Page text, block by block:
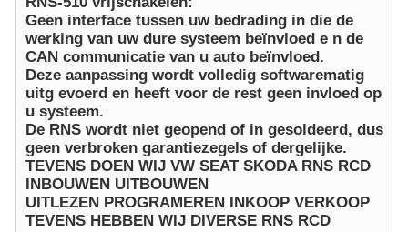
Geen interface tussen uw bedrading in die de
werking van uw dure systeem beïnvloed e n de
CAN communicatie van u auto beïnvloed.
Deze aanpassing wordt volledig softwarematig
uitg evoerd en heeft voor de rest geen invloed op
u systeem.
De RNS wordt niet geopend of in gesoldeerd, dus
geen verbroken garantiezegels of dergelijke.
TEVENS DOEN WIJ VW SEAT SKODA RNS RCD
INBOUWEN UITBOUWEN
UITLEZEN PROGRAMEREN INKOOP VERKOOP
TEVENS HEBBEN WIJ DIVERSE RNS RCD